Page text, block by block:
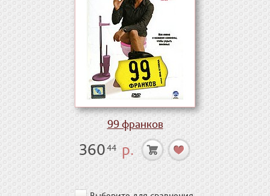
99 франков
36044 р.